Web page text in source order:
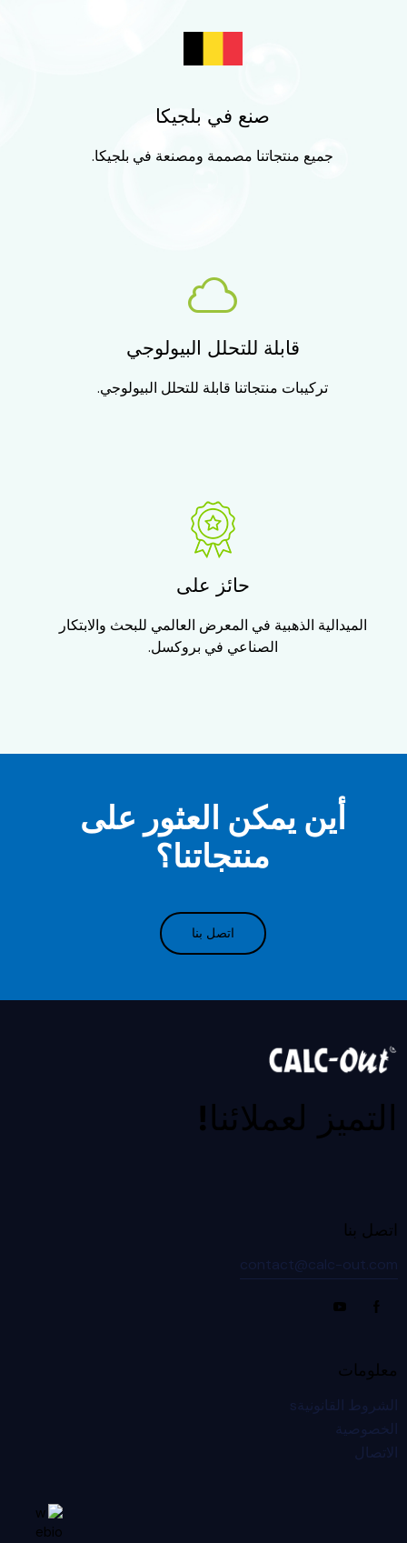
صنع في بلجيكا
جميع منتجاتنا مصممة ومصنعة في بلجيكا.
قابلة للتحلل البيولوجي
تركيبات منتجاتنا قابلة للتحلل البيولوجي.
حائز على
الميدالية الذهبية في المعرض العالمي للبحث والابتكار
الصناعي في بروكسل.
أين يمكن العثور على
منتجاتنا؟
اتصل بنا
التميز لعملائنا!
اتصل بنا
contact@calc-out.com
معلومات
الشروط القانونيةs
الخصوصية
الاتصال